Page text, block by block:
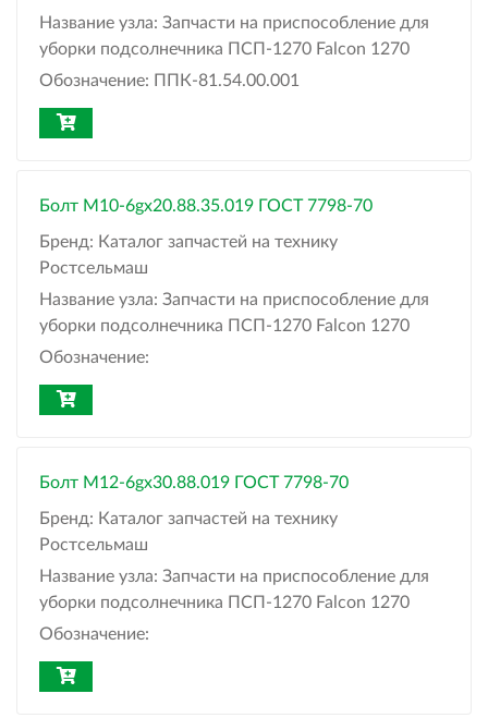
Название узла: Запчасти на приспособление для
уборки подсолнечника ПСП-1270 Falcon 1270
Обозначение: ППК-81.54.00.001
Болт М10-6gx20.88.35.019 ГОСТ 7798-70
Бренд: Каталог запчастей на технику
Ростсельмаш
Название узла: Запчасти на приспособление для
уборки подсолнечника ПСП-1270 Falcon 1270
Обозначение:
Болт М12-6gx30.88.019 ГОСТ 7798-70
Бренд: Каталог запчастей на технику
Ростсельмаш
Название узла: Запчасти на приспособление для
уборки подсолнечника ПСП-1270 Falcon 1270
Обозначение: